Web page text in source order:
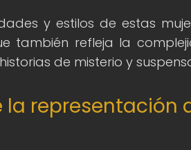
y estilos de estas
también refleja la
de misterio y
representación